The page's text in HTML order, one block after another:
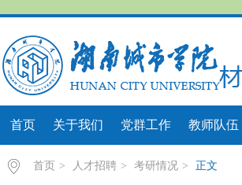
首页 关于我们 党群工作 教师队伍
首页 > 人才招聘 > 考研情况 > 正文